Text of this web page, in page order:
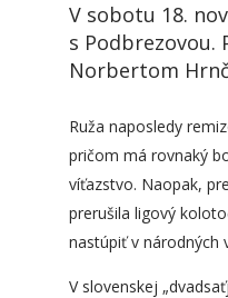
V sobotu 18.
s
Norbertom
Ruža naposledy
pričom má rovnaký
víťazstvo. Naopak,
prerušila ligový
nastúpiť v národných
V slovenskej